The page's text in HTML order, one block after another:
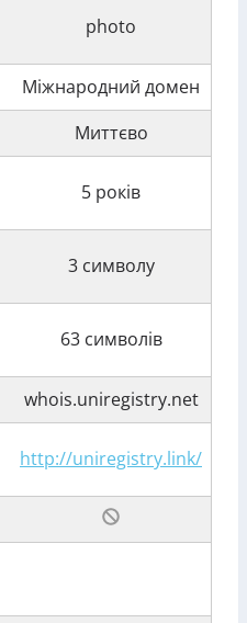
photo
Міжнародний домен
Миттєво
5 років
3 символу
63 символів
whois.uniregistry.net
http://uniregistry.link/